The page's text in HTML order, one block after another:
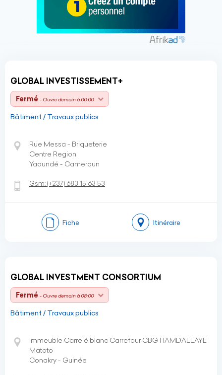
GLOBAL INVESTISSEMENT+
Fermé - Ouvre demain à 00:00
Bâtiment / Travaux publics
Rue Messa - Briqueterie
Centre Region
Yaoundé - Cameroun
Gsm:(+237) 683 15 63 53
Fiche Itinéraire
GLOBAL INVESTMENT CONSORTIUM
Fermé - Ouvre demain à 08:00
Bâtiment / Travaux publics
Immeuble Carrelé blanc Carrefour CBG HAMDALLAYE
Matoto
Conakry - Guinée